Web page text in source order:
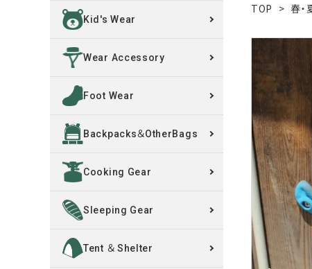
レンタル・修理
INFORMATION
TOP > 春・
Kid's Wear
Wear Accessory
Foot Wear
Backpacks＆OtherBags
Cooking Gear
Sleeping Gear
Tent ＆ Shelter